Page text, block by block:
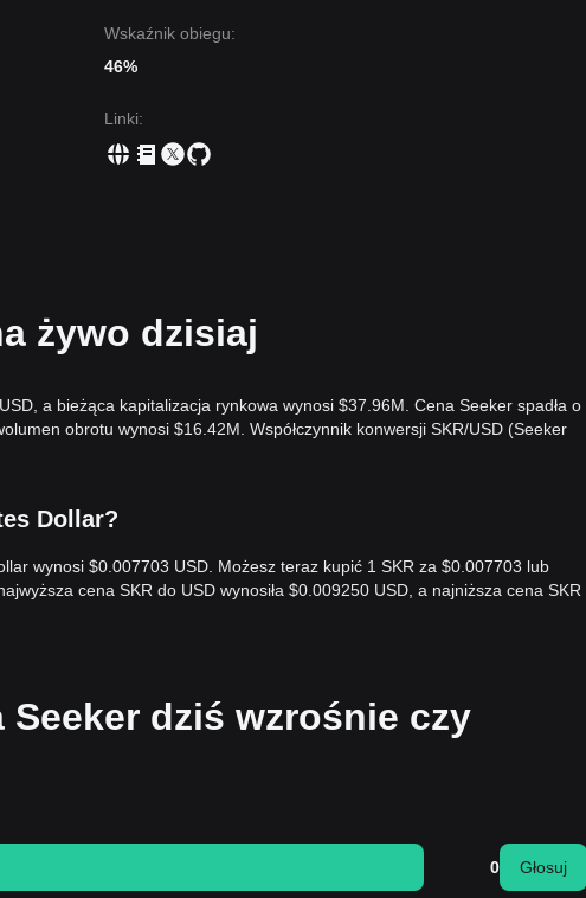
Wskaźnik obiegu:
46%
Linki:
żywo dzisiaj
a bieżąca kapitalizacja rynkowa wynosi $37.96M. Cena Seeker spadła o
obrotu wynosi $16.42M. Współczynnik konwersji SKR/USD (Seeker
Dollar?
wynosi $0.007703 USD. Możesz teraz kupić 1 SKR za $0.007703 lub
cena SKR do USD wynosiła $0.009250 USD, a najniższa cena SKR
Seeker dziś wzrośnie czy
0 Głosuj